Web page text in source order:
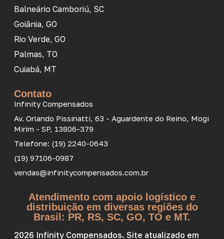
Balneário Camboriú, SC
Goiânia, GO
Rio Verde, GO
Palmas, TO
Cuiabá, MT
Contato
Infinity Compensados
Av. Orlando Pissinatti, 63 - Aguardente do Reino, Mogi
Mirim - SP, 13806-379
Telefone: (19) 2240-0643
(19) 97106-0987
vendas@infinitycompensados.com.br
Atendimento com apoio logístico e
distribuição em diversas regiões do
Brasil: PR, RS, SC, GO, TO e MT.
2026 Infinity Compensados. Site atualizado em